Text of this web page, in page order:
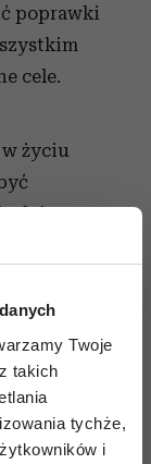
Twoje
takich
tychże,
i
poprawki
cele.
życiu
i
z
się odbywać
Skype.